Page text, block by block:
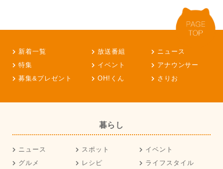
新着一覧 放送番組
ニュース
特集
イベント
アナウンサー
募集&プレゼント
OH!くん さりお
暮らし
ニュース スポット
イベント
グルメ
レシピ
ライフスタイル